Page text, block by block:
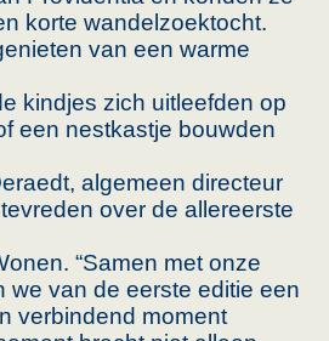
korte wandelzoektocht.
van een warme
kindjes zich uitleefden op
een nestkastje bouwden
algemeen directeur
over de allereerste
“Samen met onze
we van de eerste editie een
verbindend moment